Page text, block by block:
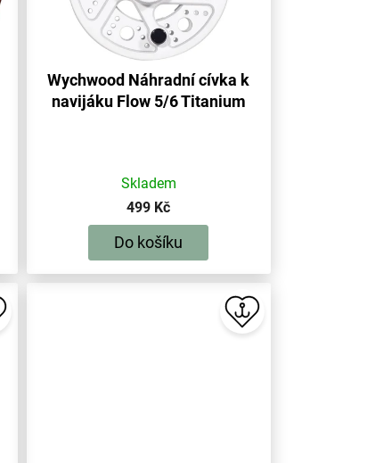
Wychwood Náhradní cívka k
navijáku Flow 5/6 Titanium
Skladem
499 Kč
Do košíku